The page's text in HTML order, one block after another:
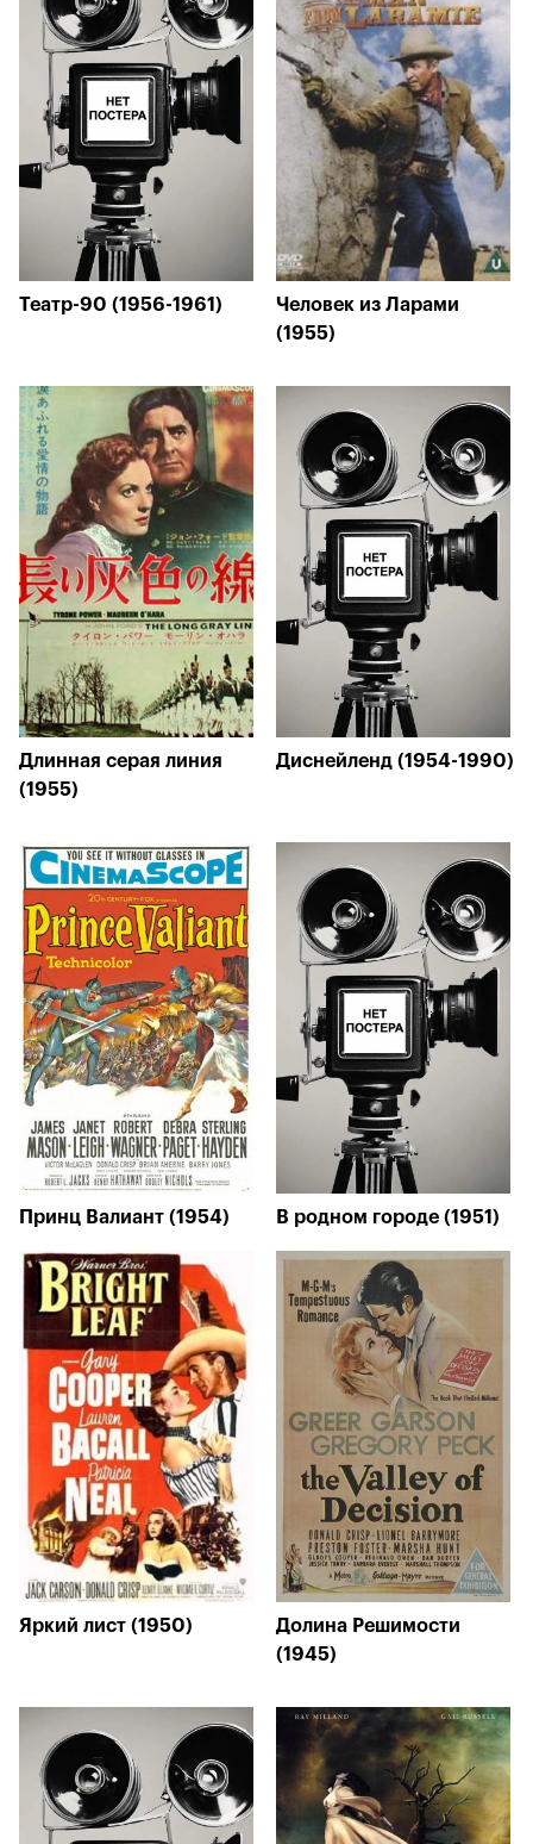
Театр-90 (1956-1961)
Человек из Ларами
(1955)
Длинная серая линия
(1955)
Диснейленд (1954-1990)
Принц Валиант (1954) В родном городе (1951)
Яркий лист (1950)
Долина Решимости
(1945)